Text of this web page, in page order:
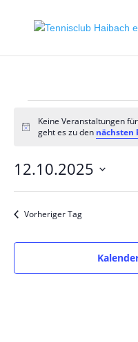
für
Oktober
2025
Hinweis
Keine Veranstaltungen
geht es zu den nächsten
12.10.2025
Vorheriger Tag